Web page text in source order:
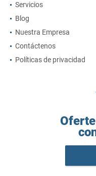
Servicios
Blog
Nuestra Empresa
Contáctenos
Políticas de privacidad